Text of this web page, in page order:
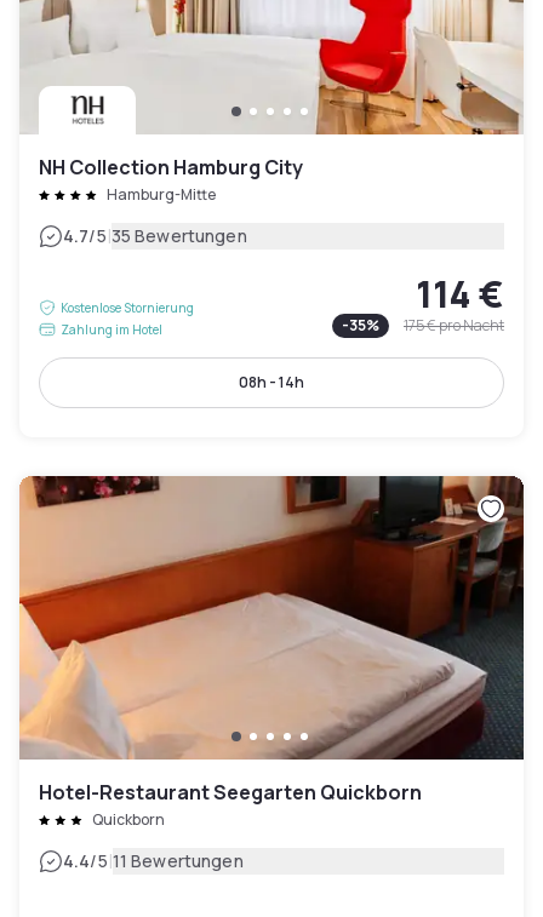
NH Collection Hamburg City
Hamburg-Mitte
4.7/5|35 Bewertungen
Kostenlose Stornierung
Zahlung im Hotel
114 €
-35% 175 €pro Nacht
08h - 14h
Hotel-Restaurant Seegarten Quickborn
Quickborn
4.4/5|11 Bewertungen